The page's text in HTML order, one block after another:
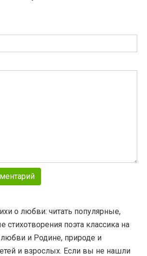
о любви: читать популярные,
стихотворения поэта классика на
и Родине, природе и
и взрослых. Если вы не нашли